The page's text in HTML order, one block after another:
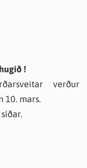
!
verður
10. mars.